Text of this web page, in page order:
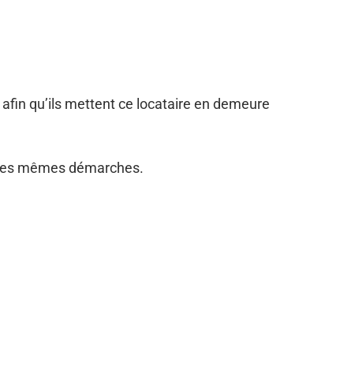
qu’ils mettent ce locataire en demeure
mêmes démarches.